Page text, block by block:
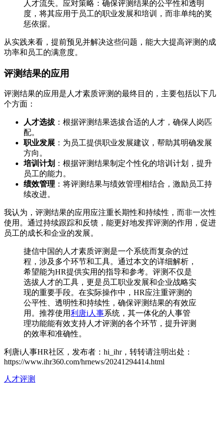
人才流失。应对策略：确保评测结果的公平性和透明
度，将其应用于员工的职业发展和培训，而非单纯的奖
惩依据。
从实践来看，提前预见并解决这些问题，能大大提高评测的成
功率和员工的满意度。
评测结果的应用
评测结果的应用是人才素质评测的最终目的，主要包括以下几
个方面：
人才选拔 ：根据评测结果选拔合适的人才，确保人岗匹
配。
职业发展 ：为员工提供职业发展建议，帮助其明确发展
方向。
培训计划 ：根据评测结果制定个性化的培训计划，提升
员工的能力。
绩效管理 ：将评测结果与绩效管理相结合，激励员工持
续改进。
我认为，评测结果的应用应注重长期性和持续性，而非一次性
使用。通过持续跟踪和反馈，能更好地发挥评测的作用，促进
员工的成长和企业的发展。
捷信中国的人才素质评测是一个系统而复杂的过
程，涉及多个环节和工具。通过本文的详细解析，
希望能为HR提供实用的指导和参考。评测不仅是
选拔人才的工具，更是员工职业发展和企业战略实
现的重要手段。在实际操作中，HR应注重评测的
公平性、透明性和持续性，确保评测结果的有效应
用。推荐使用利唐i人事系统，其一体化的人事管
理功能能有效支持人才评测的各个环节，提升评测
的效率和准确性。
利唐i人事HR社区，发布者：hi_ihr，转转请注明出处：
https://www.ihr360.com/hrnews/20241294414.html
人才评测